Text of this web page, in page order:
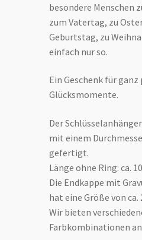
besondere Menschen
zum Vatertag, zu
Geburtstag, zu
einfach nur so.
Ein Geschenk für
Glücksmomente.
Der
mit einem
gefertigt.
Länge ohne Ring: ca.
Die Endkappe mit
hat eine Größe von ca.
Wir bieten
Farbkombinationen an